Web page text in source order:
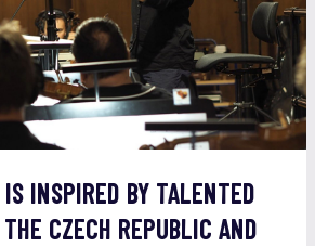
INSPIRED BY TALENTED
CZECH REPUBLIC AND